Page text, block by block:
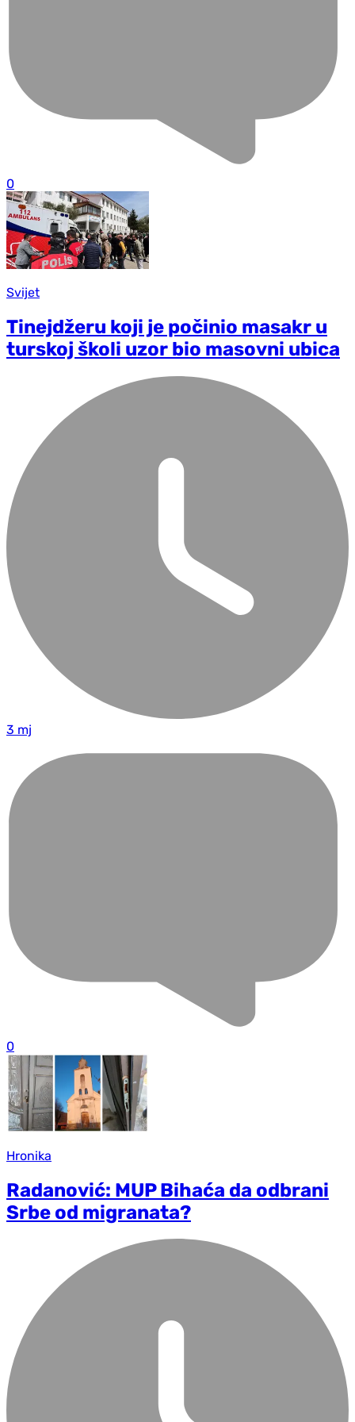
0
Svijet
Tinejdžeru koji je počinio masakr u
turskoj školi uzor bio masovni ubica
3 mj
0
Hronika
Radanović: MUP Bihaća da odbrani
Srbe od migranata?